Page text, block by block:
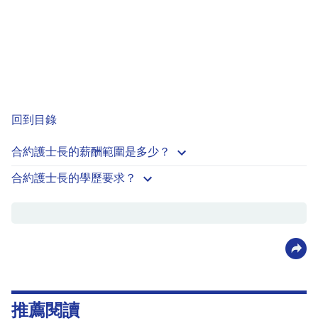
回到目錄
合約護士長的薪酬範圍是多少？
合約護士長的學歷要求？
推薦閱讀